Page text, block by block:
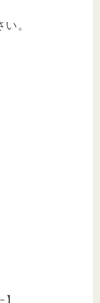
。